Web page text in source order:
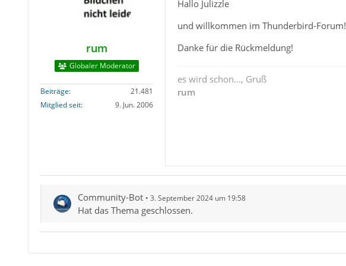
rum
Globaler Moderator
Beiträge
21.481
Mitglied seit
9. Jun. 2006
Hallo Julizzle
und willkommen im Thunderbird-Forum!
Danke für die Rückmeldung!
es wird schon..., Gruß
rum
Community-Bot 3. September 2024 um 19:58
Hat das Thema geschlossen.